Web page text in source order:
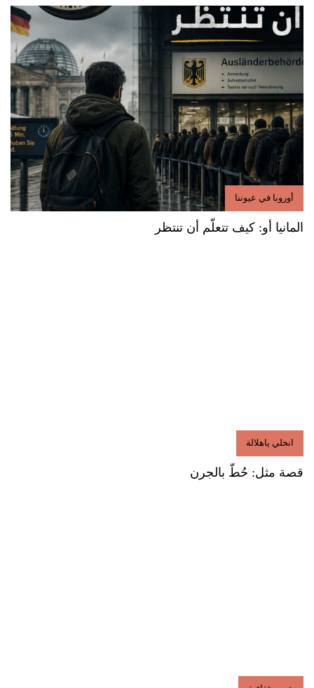
أوروبا في عيوننا
المانيا أو: كيف تتعلّم أن تنتظر
انخلي ياهلالة
قصة مثل: حُطّ بالجرن